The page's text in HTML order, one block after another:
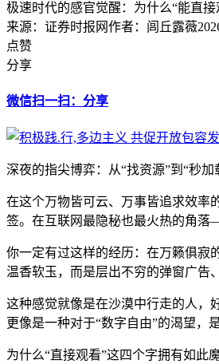
极速时代的感官觉醒：为什么“能直接
来源：证券时报网作者：闾丘露薇
点赞
分享
微信扫一扫：分享
深夜的指尖博弈：从“找资源”到“秒加
在这个万物皆可云、万事皆追求效率
签。在互联网最隐秘也最火热的角落
你一定有过这样的经历：在万籁俱寂
温香软玉，而是层出不穷的弹窗广告
这种感觉就像是在沙漠中行走的人，
更像是一种对于“数字自由”的渴望，
为什么“直接观看”这四个字拥有如此